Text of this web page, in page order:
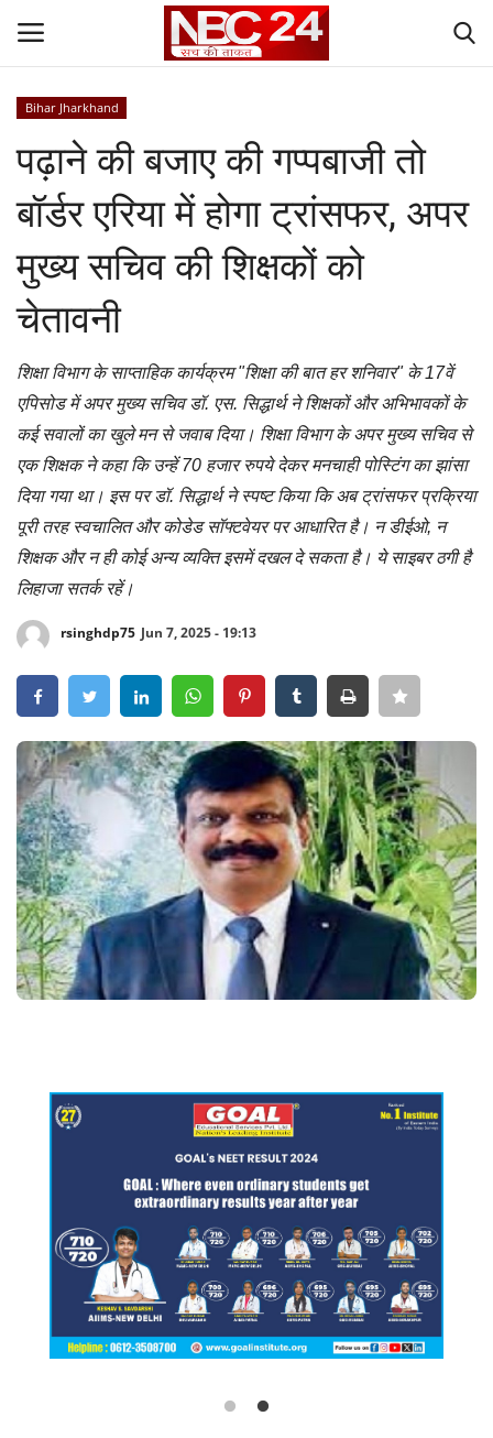
Contact
Gallery
National
World
State
Politics
Crime
Entertainment
Business
Sports
Lifestyle
Career
Tech
Social – Viral
Weather
Bihar Jharkhand
पढ़ाने की बजाए की गप्पबाजी तो
बॉर्डर एरिया में होगा ट्रांसफर, अपर
मुख्य सचिव की शिक्षकों को
चेतावनी
शिक्षा विभाग के साप्ताहिक कार्यक्रम "शिक्षा की बात हर शनिवार" के 17वें
एपिसोड में अपर मुख्य सचिव डॉ. एस. सिद्धार्थ ने शिक्षकों और अभिभावकों के
कई सवालों का खुले मन से जवाब दिया। शिक्षा विभाग के अपर मुख्य सचिव से
एक शिक्षक ने कहा कि उन्हें 70 हजार रुपये देकर मनचाही पोस्टिंग का झांसा
दिया गया था। इस पर डॉ. सिद्धार्थ ने स्पष्ट किया कि अब ट्रांसफर प्रक्रिया
पूरी तरह स्वचालित और कोडेड सॉफ्टवेयर पर आधारित है। न डीईओ, न
शिक्षक और न ही कोई अन्य व्यक्ति इसमें दखल दे सकता है। ये साइबर ठगी है
लिहाजा सतर्क रहें।
rsinghdp75 Jun 7, 2025 - 19:13